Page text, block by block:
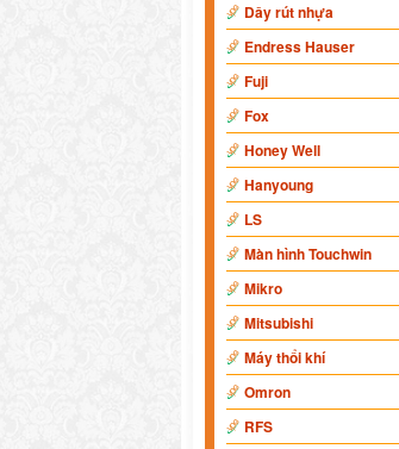
Dây rút nhựa
Endress Hauser
Fuji
Fox
Honey Well
Hanyoung
LS
Màn hình Touchwin
Mikro
Mitsubishi
Máy thổi khí
Omron
RFS